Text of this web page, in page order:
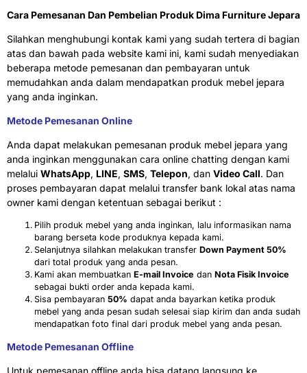
Cara Pemesanan Dan Pembelian Produk Dima Furniture Jepara
Silahkan menghubungi kontak kami yang sudah tertera di bagian
atas dan bawah pada website kami ini, kami sudah menyediakan
beberapa metode pemesanan dan pembayaran untuk
memudahkan anda dalam mendapatkan produk mebel jepara
yang anda inginkan.
Metode Pemesanan Online
Anda dapat melakukan pemesanan produk mebel jepara yang
anda inginkan menggunakan cara online chatting dengan kami
melalui WhatsApp, LINE, SMS, Telepon, dan Video Call. Dan
proses pembayaran dapat melalui transfer bank lokal atas nama
owner kami dengan ketentuan sebagai berikut :
Pilih produk mebel yang anda inginkan, lalu informasikan nama
barang berseta kode produknya kepada kami.
Selanjutnya silahkan melakukan transfer Down Payment 50%
dari total produk yang anda pesan.
Kami akan membuatkan E-mail Invoice dan Nota Fisik Invoice
sebagai bukti order anda kepada kami.
Sisa pembayaran 50% dapat anda bayarkan ketika produk
mebel yang anda pesan sudah selesai siap kirim dan anda sudah
mendapatkan foto final dari produk mebel yang anda pesan.
Metode Pemesanan Offline
Untuk pemesanan offline anda bisa datang langsung ke